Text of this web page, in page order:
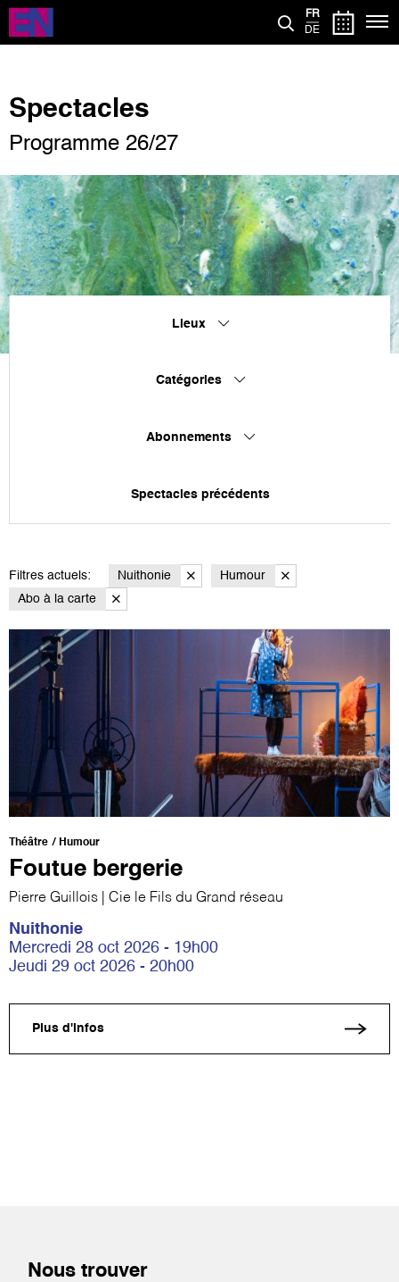
Aller
contenu
FR
DE
Spectacles
Programme 26/27
Lieux
Catégories
Abonnements
Spectacles précédents
Filtres actuels: Nuithonie
Humour
Abo à la carte
Théâtre Humour
Foutue bergerie
Pierre Guillois | Cie le Fils du Grand réseau
Nuithonie
Mercredi 28 oct 2026 - 19h00
Jeudi 29 oct 2026 - 20h00
Plus d'infos
Nous trouver